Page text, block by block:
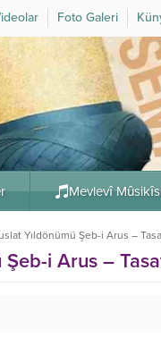
Foto Galeri
Mevlevî
Yıldönümü Şeb-i Arus –
Şeb-i Arus –